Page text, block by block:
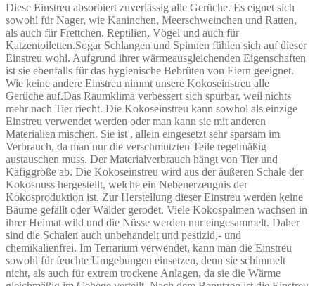
Diese Einstreu absorbiert zuverlässig alle Gerüche. Es eignet sich
sowohl für Nager, wie Kaninchen, Meerschweinchen und Ratten,
als auch für Frettchen. Reptilien, Vögel und auch für
Katzentoiletten.Sogar Schlangen und Spinnen fühlen sich auf dieser
Einstreu wohl. Aufgrund ihrer wärmeausgleichenden Eigenschaften
ist sie ebenfalls für das hygienische Bebrüten von Eiern geeignet.
Wie keine andere Einstreu nimmt unsere Kokoseinstreu alle
Gerüche auf.Das Raumklima verbessert sich spürbar, weil nichts
mehr nach Tier riecht. Die Kokoseinstreu kann sowhol als einzige
Einstreu verwendet werden oder man kann sie mit anderen
Materialien mischen. Sie ist , allein eingesetzt sehr sparsam im
Verbrauch, da man nur die verschmutzten Teile regelmäßig
austauschen muss. Der Materialverbrauch hängt von Tier und
Käfiggröße ab. Die Kokoseinstreu wird aus der äußeren Schale der
Kokosnuss hergestellt, welche ein Nebenerzeugnis der
Kokosproduktion ist. Zur Herstellung dieser Einstreu werden keine
Bäume gefällt oder Wälder gerodet. Viele Kokospalmen wachsen in
ihrer Heimat wild und die Nüsse werden nur eingesammelt. Daher
sind die Schalen auch unbehandelt und pestizid,- und
chemikalienfrei. Im Terrarium verwendet, kann man die Einstreu
sowohl für feuchte Umgebungen einsetzen, denn sie schimmelt
nicht, als auch für extrem trockene Anlagen, da sie die Wärme